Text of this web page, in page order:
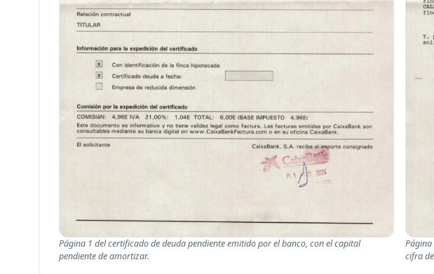
Página 1 del certificado de deuda pendiente emitido por el banco, con el capital
pendiente de amortizar.
Página
cifra